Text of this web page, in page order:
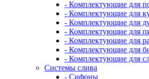
- Комплектующие для
- Комплектующие для
- Комплектующие для
- Комплектующие для
- Комплектующие для
- Комплектующие для
- Комплектующие для
Системы слива
- Сифоны